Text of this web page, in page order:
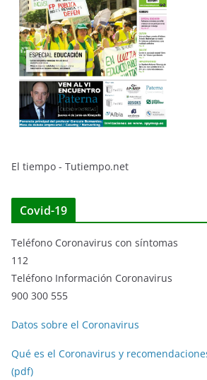
El tiempo - Tutiempo.net
Covid-19
Teléfono Coronavirus con síntomas
112
Teléfono Información Coronavirus
900 300 555
Datos sobre el Coronavirus
Qué es el Coronavirus y
(pdf)